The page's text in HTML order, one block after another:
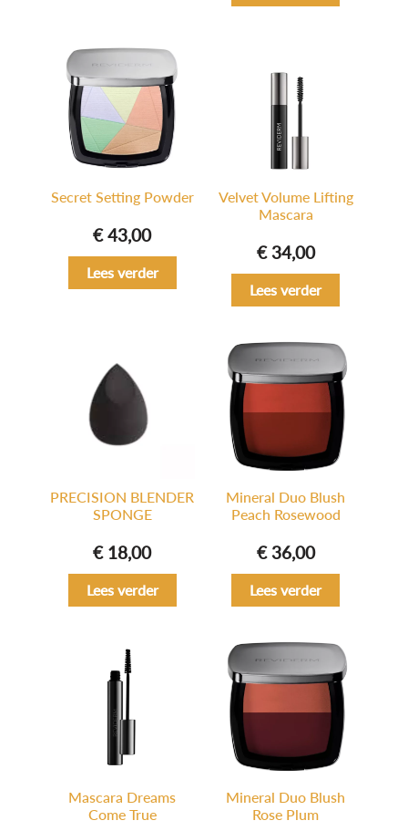
Secret Setting Powder
€43,00
Lees verder
Velvet Volume Lifting
Mascara
€34,00
Lees verder
PRECISION BLENDER
SPONGE
€18,00
Lees verder
Mineral Duo Blush
Peach Rosewood
€36,00
Lees verder
Mascara Dreams
Come True
Mineral Duo Blush
Rose Plum